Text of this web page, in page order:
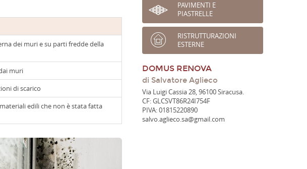
dei muri e su parti fredde della
muri
di scarico
edili che non è stata fatta
PAVIMENTI E
PIASTRELLE
RISTRUTTURAZIONI
ESTERNE
DOMUS RENOVA
di Salvatore Aglieco
Via Luigi Cassia 28, 96100 Siracusa.
CF: GLCSVT86R24I754F
PIVA: 01815220890
salvo.aglieco.sa@gmail.com